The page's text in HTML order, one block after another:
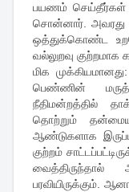
பயணம் செய்தீர்கள்
சொன்னார். அவரது
ஒத்துக்கொண்ட
வல்லுறவு குற்றமாக
மிக
பெண்ணின்
நீதிமன்றத்தில்
தொற்றும்
ஆண்டுகளாக
குற்றம்
பரவியிருக்கும்.